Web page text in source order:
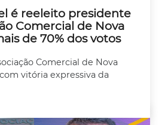
é reeleito presidente
Comercial de Nova
de 70% dos votos
Comercial de Nova
vitória expressiva da